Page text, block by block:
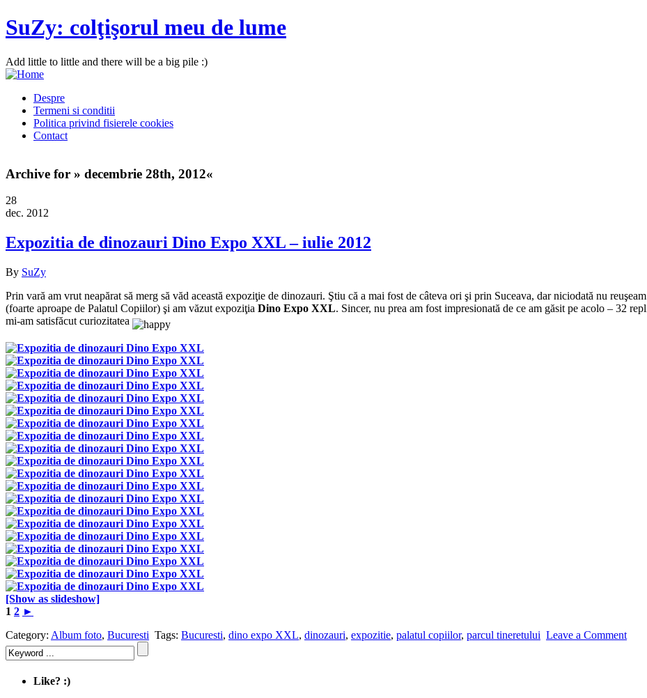
SuZy: colţişorul meu de lume
Add little to little and there will be a big pile :)
Despre
Termeni si conditii
Politica privind fisierele cookies
Contact
Archive for » decembrie 28th, 2012«
28
dec. 2012
Expozitia de dinozauri Dino Expo XXL – iulie 2012
By SuZy
Prin vară am vrut neapărat să merg să văd această expoziţie de dinozauri. Ştiu că a mai fost de câteva ori şi prin Suceava, dar niciodată nu
(foarte aproape de Palatul Copiilor) şi am văzut expoziţia Dino Expo XXL. Sincer, nu prea am fost impresionată de ce am găsit pe acolo – 32
mi-am satisfăcut curiozitatea
[Show as slideshow]
1 2 ►
Category: Album foto, Bucuresti Tags: Bucuresti, dino expo XXL, dinozauri, expozitie, palatul copiilor, parcul tineretului Leave a Comment
Like? :)